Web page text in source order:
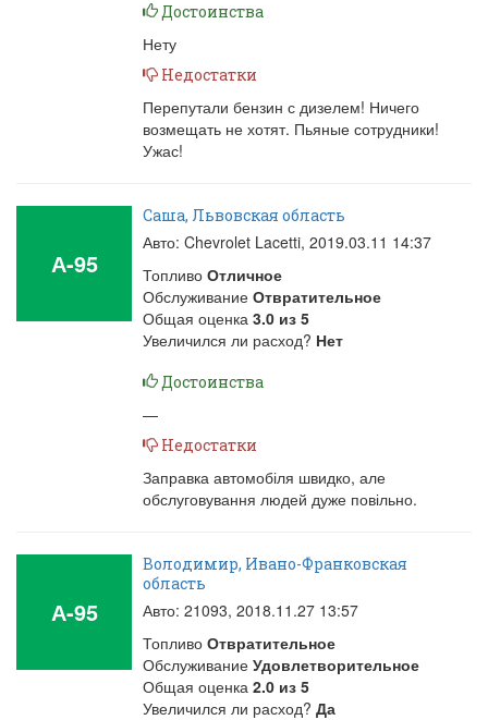
Достоинства
Нету
Недостатки
Перепутали бензин с дизелем! Ничего
возмещать не хотят. Пьяные сотрудники!
Ужас!
А-95
Саша, Львовская область
Авто: Chevrolet Lacetti, 2019.03.11 14:37
Топливо Отличное
Обслуживание Отвратительное
Общая оценка 3.0 из 5
Увеличился ли расход? Нет
Достоинства
—
Недостатки
Заправка автомобіля швидко, але
обслуговування людей дуже повільно.
А-95
Володимир, Ивано-Франковская
область
Авто: 21093, 2018.11.27 13:57
Топливо Отвратительное
Обслуживание Удовлетворительное
Общая оценка 2.0 из 5
Увеличился ли расход? Да